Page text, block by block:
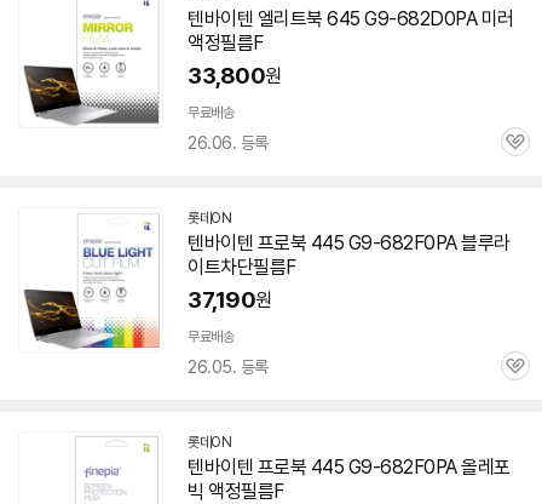
텐바이텐 엘리트북 645 G9-682D0PA 미러
액정필름F
33,800원
무료배송
26.06. 등록
관
롯데ON
텐바이텐 프로북 445 G9-682F0PA 블루라
이트차단필름F
37,190원
무료배송
26.05. 등록
관
롯데ON
텐바이텐 프로북 445 G9-682F0PA 올레포
빅 액정필름F